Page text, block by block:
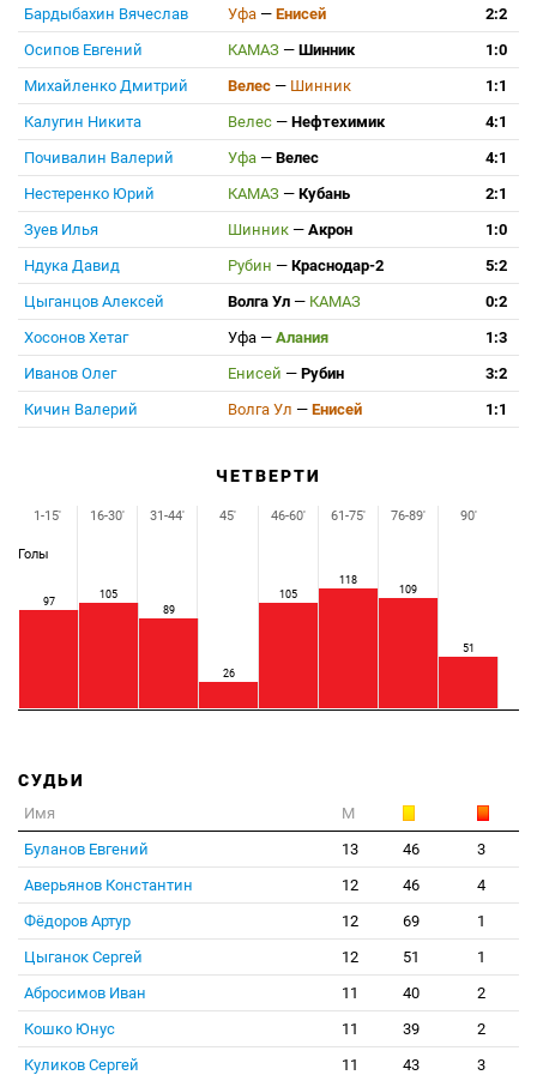
Бардыбахин Вячеслав Уфа — Енисей
2:2
Осипов Евгений
КАМАЗ — Шинник
1:0
Михайленко Дмитрий
Велес — Шинник
1:1
Калугин Никита
Велес — Нефтехимик
4:1
Почивалин Валерий
Уфа — Велес
4:1
Нестеренко Юрий
КАМАЗ — Кубань
2:1
Зуев Илья
Шинник — Акрон
1:0
Ндука Давид
Рубин — Краснодар-2
5:2
Цыганцов Алексей
Волга Ул — КАМАЗ
0:2
Хосонов Хетаг
Уфа — Алания
1:3
Иванов Олег
Енисей — Рубин
3:2
Кичин Валерий
Волга Ул — Енисей 1:1
ЧЕТВЕРТИ
Голы
97
105
89
26
105
118
109
51
1-15' 16-30' 31-44' 45' 46-60' 61-75' 76-89' 90'
СУДЬИ
Имя
М
Буланов Евгений
13 46
3
Аверьянов Константин
12 46
4
Фёдоров Артур
12 69
1
Цыганок Сергей
12 51
1
Абросимов Иван
11 40
2
Кошко Юнус
11 39
2
Куликов Сергей
11 43
3